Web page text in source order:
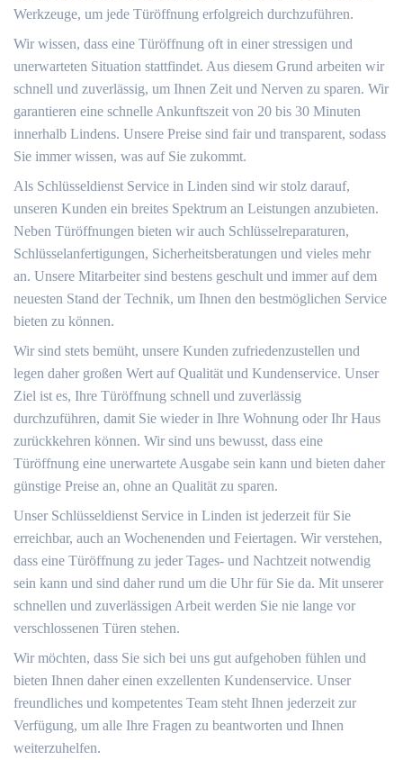
Werkzeuge, um jede Türöffnung erfolgreich durchzuführen.
Wir wissen, dass eine Türöffnung oft in einer stressigen und
unerwarteten Situation stattfindet. Aus diesem Grund arbeiten wir
schnell und zuverlässig, um Ihnen Zeit und Nerven zu sparen. Wir
garantieren eine schnelle Ankunftszeit von 20 bis 30 Minuten
innerhalb Lindens. Unsere Preise sind fair und transparent, sodass
Sie immer wissen, was auf Sie zukommt.
Als Schlüsseldienst Service in Linden sind wir stolz darauf,
unseren Kunden ein breites Spektrum an Leistungen anzubieten.
Neben Türöffnungen bieten wir auch Schlüsselreparaturen,
Schlüsselanfertigungen, Sicherheitsberatungen und vieles mehr
an. Unsere Mitarbeiter sind bestens geschult und immer auf dem
neuesten Stand der Technik, um Ihnen den bestmöglichen Service
bieten zu können.
Wir sind stets bemüht, unsere Kunden zufriedenzustellen und
legen daher großen Wert auf Qualität und Kundenservice. Unser
Ziel ist es, Ihre Türöffnung schnell und zuverlässig
durchzuführen, damit Sie wieder in Ihre Wohnung oder Ihr Haus
zurückkehren können. Wir sind uns bewusst, dass eine
Türöffnung eine unerwartete Ausgabe sein kann und bieten daher
günstige Preise an, ohne an Qualität zu sparen.
Unser Schlüsseldienst Service in Linden ist jederzeit für Sie
erreichbar, auch an Wochenenden und Feiertagen. Wir verstehen,
dass eine Türöffnung zu jeder Tages- und Nachtzeit notwendig
sein kann und sind daher rund um die Uhr für Sie da. Mit unserer
schnellen und zuverlässigen Arbeit werden Sie nie lange vor
verschlossenen Türen stehen.
Wir möchten, dass Sie sich bei uns gut aufgehoben fühlen und
bieten Ihnen daher einen exzellenten Kundenservice. Unser
freundliches und kompetentes Team steht Ihnen jederzeit zur
Verfügung, um alle Ihre Fragen zu beantworten und Ihnen
weiterzuhelfen.